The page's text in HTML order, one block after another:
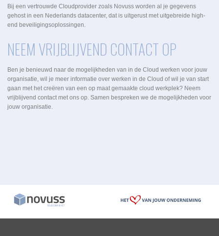
Bij een vertrouwde Cloudprovider zoals Novuss worden al je gegevens
gehost in een Nederlands datacenter, dat is uitgerust met uitgebreide high-
end beveiligingsoplossingen.
NEEM VRIJBLIJVEND CONTACT OP
Ben je benieuwd naar de mogelijkheden van in de Cloud werken voor jouw
organisatie, wil je meer informatie over werken in de Cloud of wil je van start
gaan met het creëren van een op maat gemaakte cloud werkplek? Neem
vrijblijvend contact met ons op. Samen bespreken we de mogelijkheden voor
jouw organisatie.